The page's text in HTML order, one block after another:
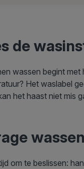
de
wassen begint
Het waslabel
het haast niet mis
om te beslissen: